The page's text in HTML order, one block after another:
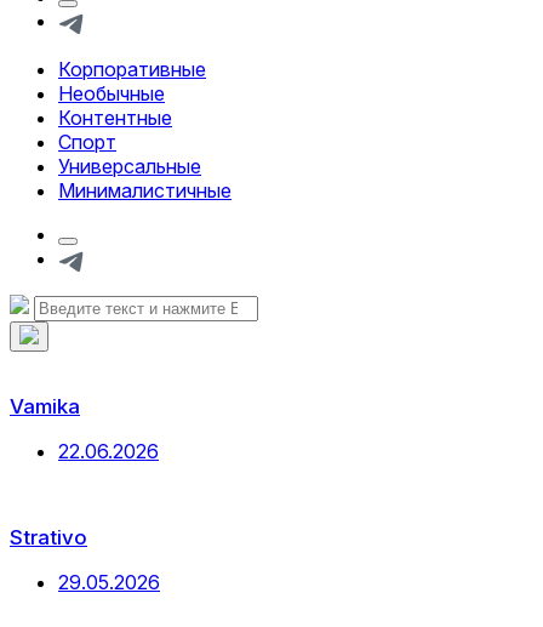
Кнопка
формы
Обзор тем и шаблонов Вордпресс
Корпоративные
Необычные
Контентные
Спорт
Универсальные
Минималистичные
Кнопка
формы
Искать:
Поиск
Скрыть
Vamika
Дата
22.06.2026
Strativo
Дата
29.05.2026